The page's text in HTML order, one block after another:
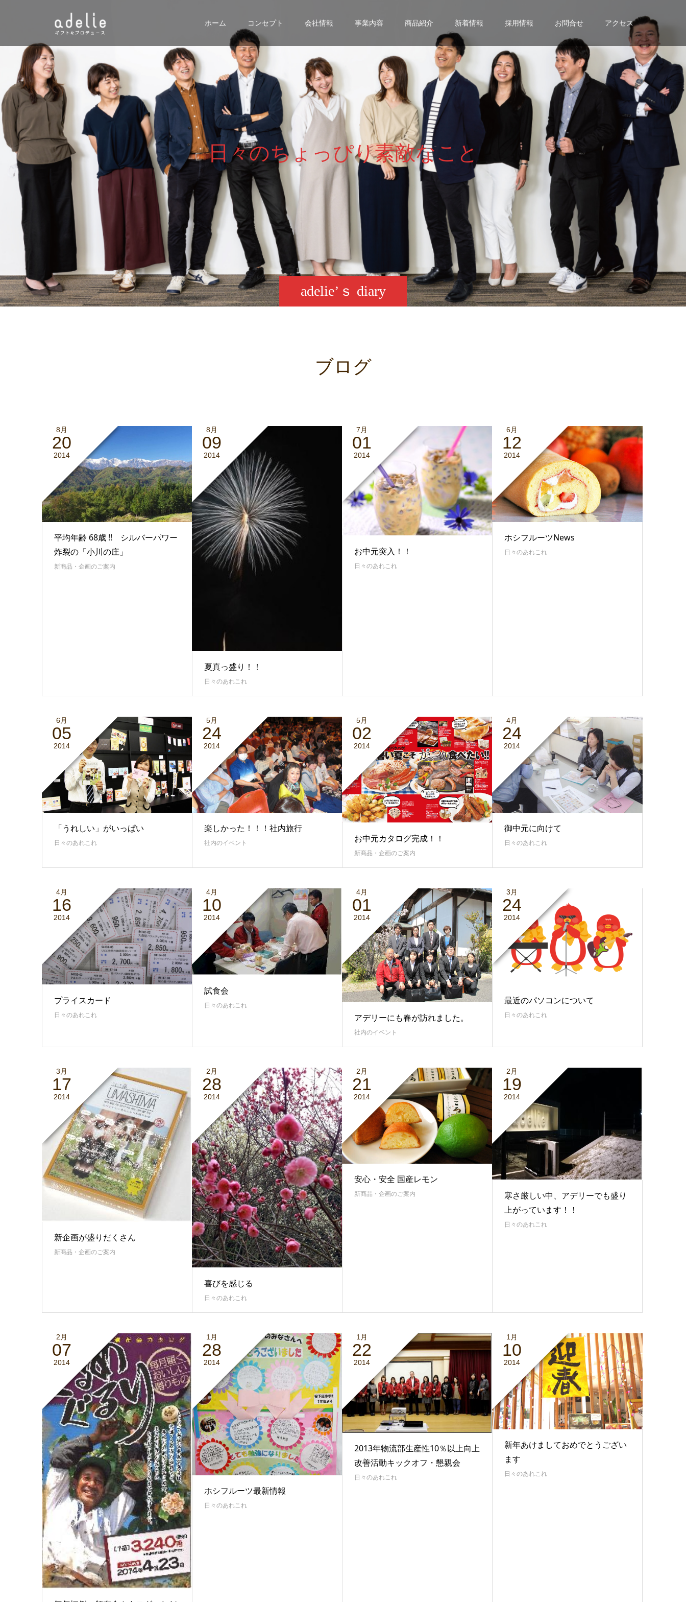
ホーム コンセプト 会社情報 事業内容 商品紹介 新着情報 採用情報 お問合せ アクセス
adelie’ｓ diary
日 々のちょ っ ぴり素敵なこ と
ブログ
8月
20
2014
平均年齢 68歳 !! シルバーパワー
炸裂の「小川の庄」
新商品・企画のご案内
8月
09
2014
夏真っ盛り！！
日々のあれこれ
7月
01
2014
お中元突入！！
日々のあれこれ
6月
12
2014
ホシフルーツNews
日々のあれこれ
6月
05
2014
「うれしい」がいっぱい
日々のあれこれ
5月
24
2014
楽しかった！！！社内旅行
社内のイベント
5月
02
2014
お中元カタログ完成！！
新商品・企画のご案内
4月
24
2014
御中元に向けて
日々のあれこれ
4月
16
2014
プライスカード
日々のあれこれ
4月
10
2014
試食会
日々のあれこれ
4月
01
2014
アデリーにも春が訪れました。
社内のイベント
3月
24
2014
最近のパソコンについて
日々のあれこれ
3月
17
2014
新企画が盛りだくさん
新商品・企画のご案内
2月
28
2014
喜びを感じる
日々のあれこれ
2月
21
2014
安心・安全 国産レモン
新商品・企画のご案内
2月
19
2014
寒さ厳しい中、アデリーでも盛り
上がっています！！
日々のあれこれ
2月
07
2014
1月
28
2014
ホシフルーツ最新情報
日々のあれこれ
1月
22
2014
2013年物流部生産性10％以上向上
改善活動キックオフ・懇親会
日々のあれこれ
1月
10
2014
新年あけましておめでとうござい
ます
日々のあれこれ